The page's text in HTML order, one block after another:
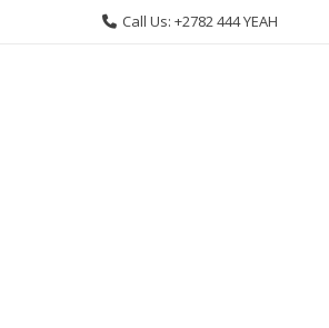
Call Us: +2782 444 YEAH